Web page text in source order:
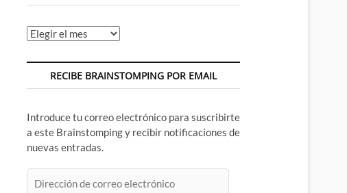
Archivos
RECIBE BRAINSTOMPING POR EMAIL
Introduce tu correo electrónico para suscribirte
a este Brainstomping y recibir notificaciones de
nuevas entradas.